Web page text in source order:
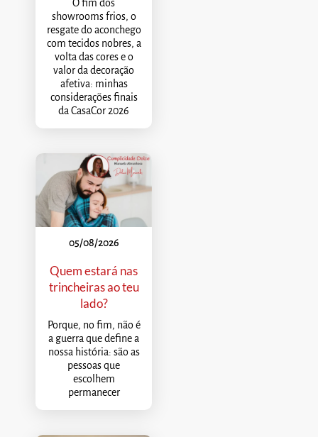
O fim dos
showrooms frios, o
resgate do aconchego
com tecidos nobres, a
volta das cores e o
valor da decoração
afetiva: minhas
considerações finais
da CasaCor 2026
05/08/2026
Quem estará nas
trincheiras ao teu
lado?
Porque, no fim, não é
a guerra que define a
nossa história: são as
pessoas que
escolhem
permanecer